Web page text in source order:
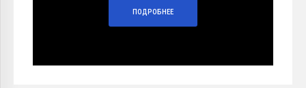
ПОДРОБНЕЕ